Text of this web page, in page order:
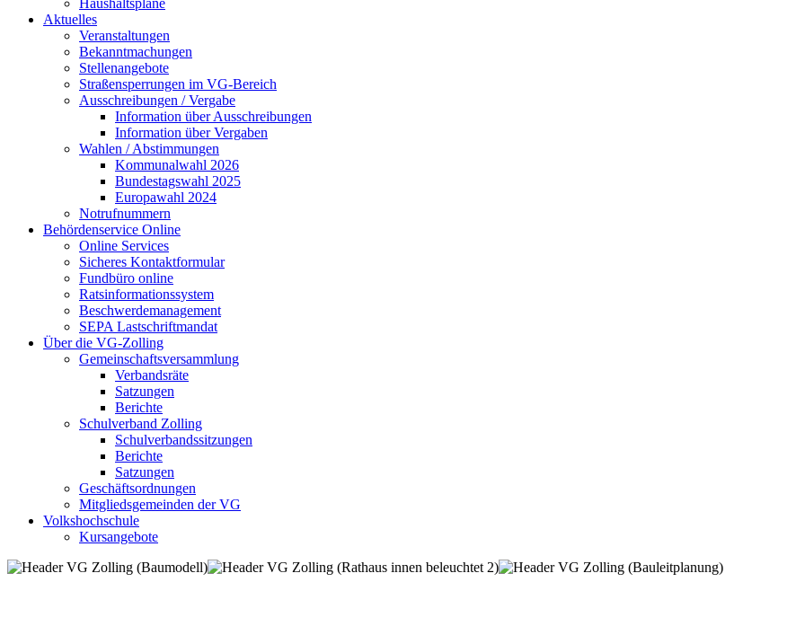
Haushaltspläne
Aktuelles
Veranstaltungen
Bekanntmachungen
Stellenangebote
Straßensperrungen im VG-Bereich
Ausschreibungen / Vergabe
Information über Ausschreibungen
Information über Vergaben
Wahlen / Abstimmungen
Kommunalwahl 2026
Bundestagswahl 2025
Europawahl 2024
Notrufnummern
Behördenservice Online
Online Services
Sicheres Kontaktformular
Fundbüro online
Ratsinformationssystem
Beschwerdemanagement
SEPA Lastschriftmandat
Über die VG-Zolling
Gemeinschaftsversammlung
Verbandsräte
Satzungen
Berichte
Schulverband Zolling
Schulverbandssitzungen
Berichte
Satzungen
Geschäftsordnungen
Mitgliedsgemeinden der VG
Volkshochschule
Kursangebote